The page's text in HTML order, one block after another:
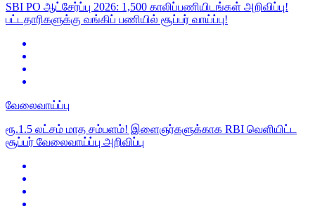
SBI PO ஆட்சேர்ப்பு 2026: 1,500 காலிப்பணியிடங்கள் அறிவிப்பு!
பட்டதாரிகளுக்கு வங்கிப் பணியில் சூப்பர் வாய்ப்பு!
வேலைவாய்ப்பு
ரூ.1.5 லட்சம் மாத சம்பளம்! இளைஞர்களுக்காக RBI வெளியிட்ட
சூப்பர் வேலைவாய்ப்பு அறிவிப்பு